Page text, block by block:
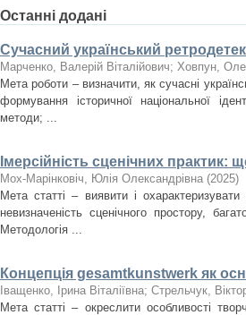
Останні додані
Сучасний український
Марченко, Валерій Віталійович; Ховпун,
Мета роботи – визначити, як сучасні
формування історичної національної
методи; ...
Імерсійність сценічних
Мох-Марінковіч, Юлія Олександрівна (2025)
Мета статті – виявити і
невизначеність сценічного простору,
Методологія ...
Концепція gesamtkunstwerk як
Іващенко, Ірина Віталіївна; Стрельчук,
Мета статті – окреслити особливості